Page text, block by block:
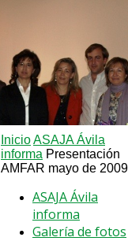
InicioASAJA Ávila
informa Presentación
AMFAR mayo de 2009
ASAJA Ávila
informa
Galería de fotos